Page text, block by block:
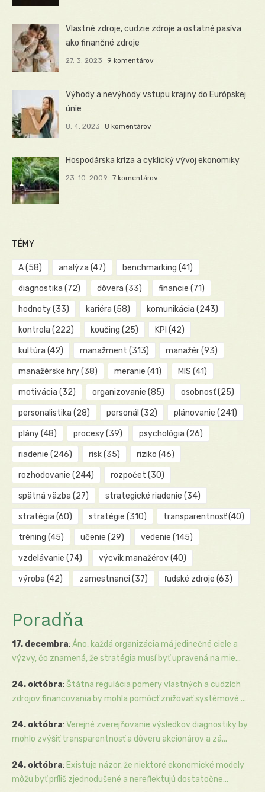
Vlastné zdroje, cudzie zdroje a ostatné pasíva
ako finančné zdroje
27. 3. 2023 9 komentárov
Výhody a nevýhody vstupu krajiny do Európskej
únie
8. 4. 2023 8 komentárov
Hospodárska kríza a cyklický vývoj ekonomiky
23. 10. 2009 7 komentárov
TÉMY
A(58) analýza (47) benchmarking (41)
diagnostika (72) dôvera (33) financie (71)
hodnoty(33) kariéra (58) komunikácia (243)
kontrola (222) koučing (25) KPI (42)
kultúra (42) manažment (313) manažér(93)
manažérske hry(38) meranie (41) MIS (41)
motivácia (32) organizovanie (85) osobnosť(25)
personalistika (28) personál (32) plánovanie (241)
plány(48) procesy(39) psychológia (26)
riadenie (246) risk(35) riziko (46)
rozhodovanie (244) rozpočet (30)
spätná väzba (27) strategické riadenie (34)
stratégia (60) stratégie (310) transparentnosť(40)
tréning (45) učenie (29) vedenie (145)
vzdelávanie (74) výcvik manažérov(40)
výroba (42) zamestnanci (37) ľudské zdroje (63)
Poradňa
17. decembra: Áno, každá organizácia má jedinečné ciele a
výzvy, čo znamená, že stratégia musí byť upravená na mie...
24. októbra: Štátna regulácia pomery vlastných a cudzích
zdrojov financovania by mohla pomôcť znižovať systémové ...
24. októbra: Verejné zverejňovanie výsledkov diagnostiky by
mohlo zvýšiť transparentnosť a dôveru akcionárov a zá...
24. októbra: Existuje názor, že niektoré ekonomické modely
môžu byť príliš zjednodušené a nereflektujú dostatočne...